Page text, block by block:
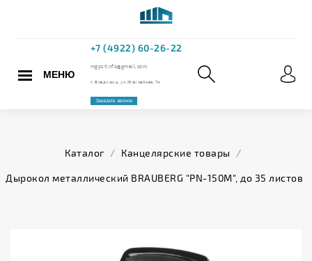
МЕНЮ
Каталог / Канцелярские товары /
Дырокол металлический BRAUBERG "PN-150M", до 35 листов